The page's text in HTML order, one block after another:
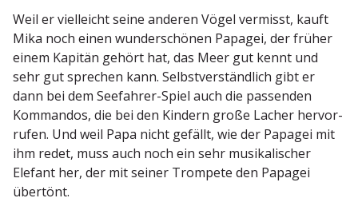
Weil er vielleicht seine anderen Vögel vermisst, kauft
Mika noch einen wunder­schönen Papagei, der früher
einem Kapitän gehört hat, das Meer gut kennt und
sehr gut sprechen kann. Selbst­ver­ständlich gibt er
dann bei dem Seefahrer-Spiel auch die passenden
Kommandos, die bei den Kindern große Lacher hervor­
rufen. Und weil Papa nicht gefällt, wie der Papagei mit
ihm redet, muss auch noch ein sehr musika­li­scher
Elefant her, der mit seiner Trompete den Papagei
übertönt.